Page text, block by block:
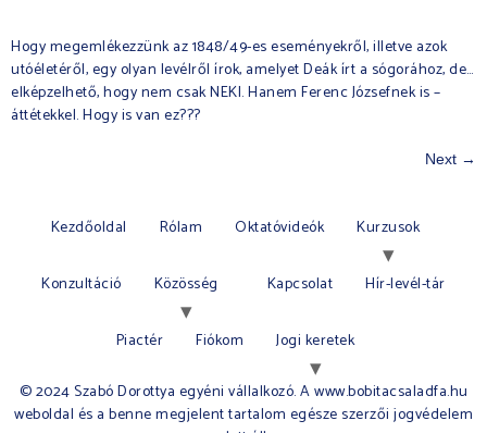
Hogy megemlékezzünk az 1848/49-es eseményekről, illetve azok
utóéletéről, egy olyan levélről írok, amelyet Deák írt a sógorához, de…
elképzelhető, hogy nem csak NEKI. Hanem Ferenc Józsefnek is –
áttétekkel. Hogy is van ez???
Next →
Kezdőoldal Rólam Oktatóvideók Kurzusok
Konzultáció Közösség Kapcsolat Hír-levél-tár
Piactér Fiókom Jogi keretek
© 2024 Szabó Dorottya egyéni vállalkozó. A www.bobitacsaladfa.hu
weboldal és a benne megjelent tartalom egésze szerzői jogvédelem